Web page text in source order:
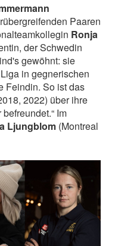
Paaren
Ronja
der Schwedin
gewöhnt: sie
in gegnerischen
Feindin. So ist das
2022) über ihre
Im
Ljungblom (Montreal